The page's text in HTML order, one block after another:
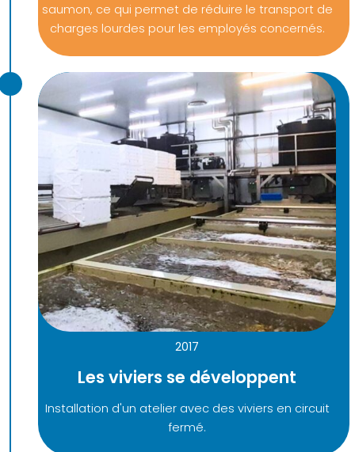
saumon, ce qui permet de réduire le transport de
charges lourdes pour les employés concernés.
2017
Les viviers se développent
Installation d'un atelier avec des viviers en circuit
fermé.